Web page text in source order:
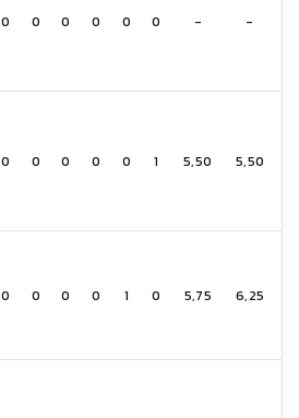
0 0 0 0 0 0 - -
0 0 0 0 0 1 5,50 5,50
0 0 0 0 1 0 5,75 6,25